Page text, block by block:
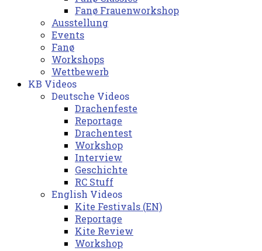
Fanø Frauenworkshop
Ausstellung
Events
Fanø
Workshops
Wettbewerb
KB Videos
Deutsche Videos
Drachenfeste
Reportage
Drachentest
Workshop
Interview
Geschichte
RC Stuff
English Videos
Kite Festivals (EN)
Reportage
Kite Review
Workshop